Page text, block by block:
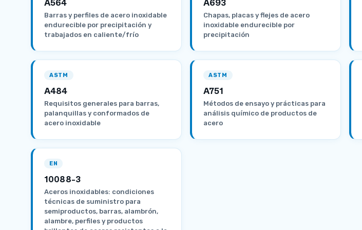
Barras y perfiles de acero inoxidable
endurecible por precipitación y
trabajados en caliente/frío
Chapas, placas y flejes de acero
inoxidable endurecible por
precipitación
ASTM
A484
Requisitos generales para barras,
palanquillas y conformados de
acero inoxidable
ASTM
A751
Métodos de ensayo y prácticas para
análisis químico de productos de
acero
EN
10088-3
Aceros inoxidables: condiciones
técnicas de suministro para
semiproductos, barras, alambrón,
alambre, perfiles y productos